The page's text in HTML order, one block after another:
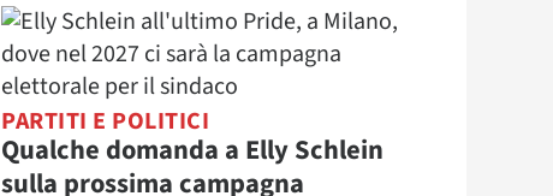
PARTITI E POLITICI
Qualche domanda a Elly Schlein
sulla prossima campagna